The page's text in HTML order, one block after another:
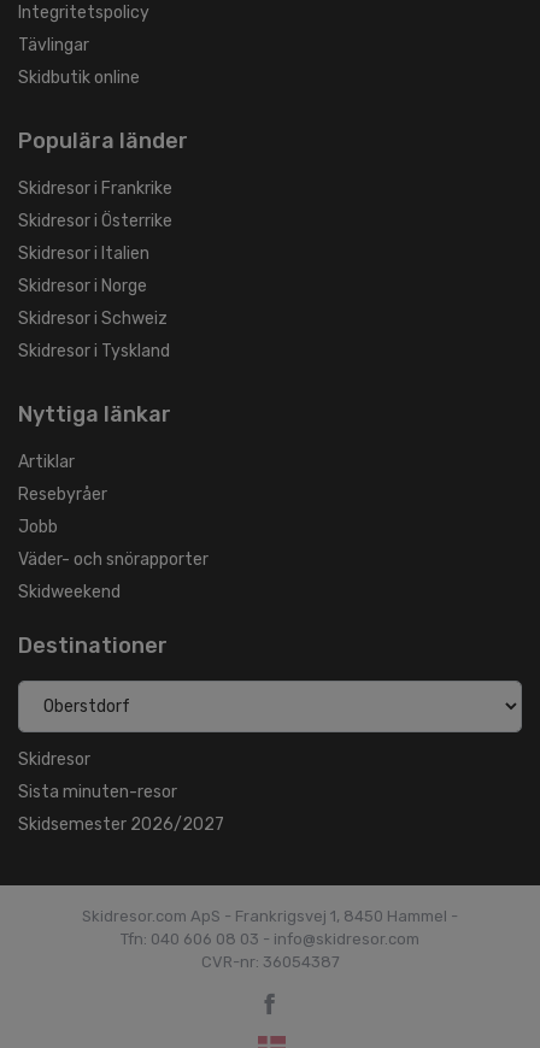
Integritetspolicy
Tävlingar
Skidbutik online
Populära länder
Skidresor i Frankrike
Skidresor i Österrike
Skidresor i Italien
Skidresor i Norge
Skidresor i Schweiz
Skidresor i Tyskland
Nyttiga länkar
Artiklar
Resebyråer
Jobb
Väder- och snörapporter
Skidweekend
Destinationer
Skidresor
Sista minuten-resor
Skidsemester 2026/2027
Skidresor.com ApS - Frankrigsvej 1, 8450 Hammel -
Tfn: 040 606 08 03 - info@skidresor.com
CVR-nr: 36054387